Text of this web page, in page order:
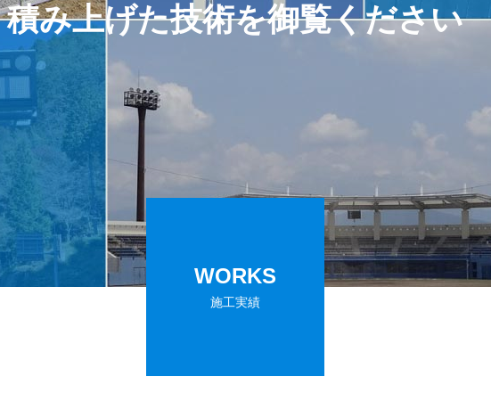
備工事
環境方針
ワーク・ライフ・バランス
推進の取り組み
積み上げた技術を御覧ください
WORKS
施工実績